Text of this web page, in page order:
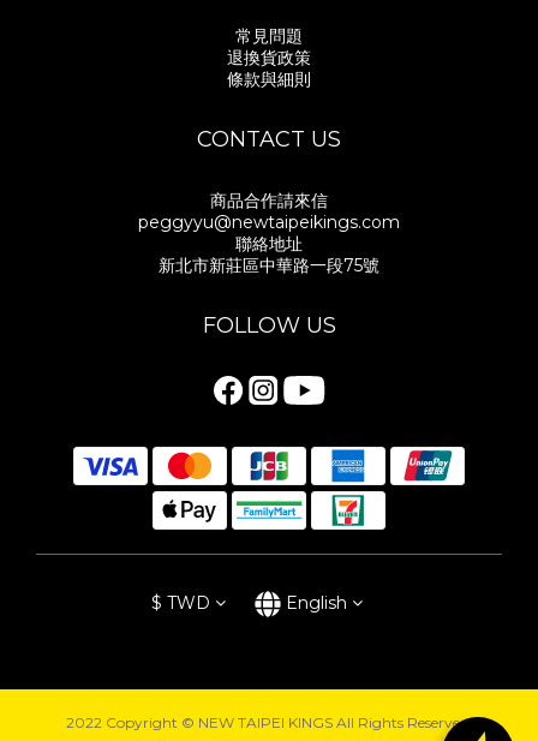
常見問題
退換貨政策
條款與細則
CONTACT US
商品合作請來信
peggyyu@newtaipeikings.com
聯絡地址
新北市新莊區中華路一段75號
FOLLOW US
$ TWD English
2022 Copyright © NEW TAIPEI KINGS All Rights Reserved.